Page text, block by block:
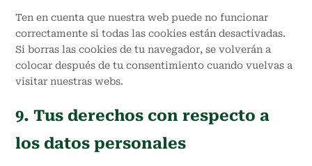
Ten en cuenta que nuestra web puede no funcionar
correctamente si todas las cookies están desactivadas.
Si borras las cookies de tu navegador, se volverán a
colocar después de tu consentimiento cuando vuelvas a
visitar nuestras webs.
9. Tus derechos con respecto a
los datos personales